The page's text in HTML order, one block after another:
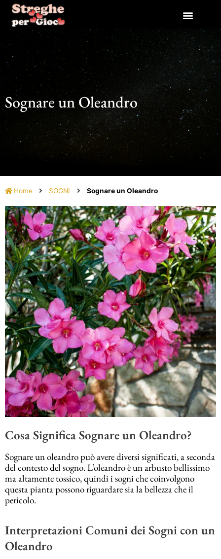
contenuto
Sognare un Oleandro
Home SOGNI Sognare un Oleandro
Cosa Significa Sognare un Oleandro?
Sognare un oleandro può avere diversi significati, a seconda
del contesto del sogno. L’oleandro è un arbusto bellissimo
ma altamente tossico, quindi i sogni che coinvolgono
questa pianta possono riguardare sia la bellezza che il
pericolo.
Interpretazioni Comuni dei Sogni con un
Oleandro